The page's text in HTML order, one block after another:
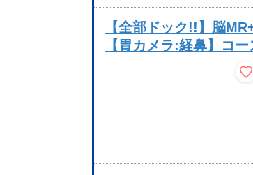
【全部ドック!!】脳
【胃カメラ:経鼻】コー